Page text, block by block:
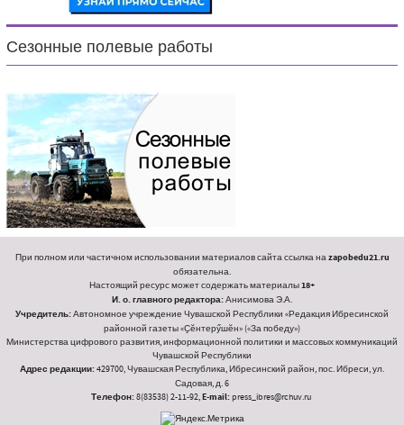
Сезонные полевые работы
При полном или частичном использовании материалов сайта ссылка наzapobedu21.ru
обязательна.
Настоящий ресурс может содержать материалы18+
И. о. главного редактора:Анисимова Э.А.
Учредитель:Автономное учреждение Чувашской Республики «Редакция Ибресинской
районной газеты «Ҫӗнтерӳшӗн» («За победу»)
Министерства цифрового развития, информационной политики и массовых коммуникаций
Чувашской Республики
Адрес редакции:429700, Чувашская Республика, Ибресинский район, пос. Ибреси, ул.
Садовая, д. 6
Телефон:8(83538) 2-11-92,E-mail:press_ibres@rchuv.ru